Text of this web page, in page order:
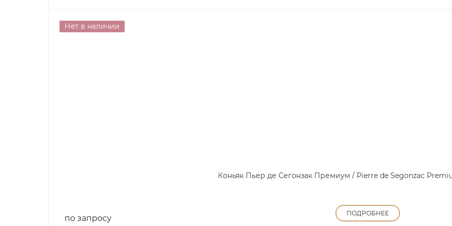
Нет в наличии
Коньяк Пьер де Сегонзак Премиум / Pierre de Segonzac
по запросу
ПОДРОБНЕЕ